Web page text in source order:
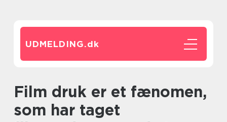
UDMELDING.dk
Film druk er et fænomen,
som har taget